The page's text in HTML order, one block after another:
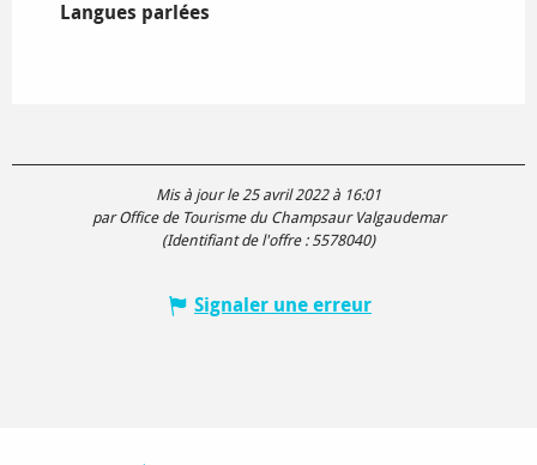
Langues parlées
Langues parlées
Mis à jour le 25 avril 2022 à 16:01
par Office de Tourisme du Champsaur Valgaudemar
(Identifiant de l'offre : 5578040)
Signaler une erreur